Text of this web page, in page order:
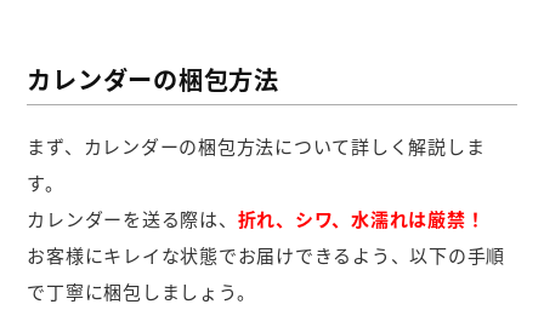
カレンダーの梱包方法
まず、カレンダーの梱包方法について詳しく解説しま
す。
カレンダーを送る際は、 折れ、シワ、水濡れは厳禁！
お客様にキレイな状態でお届けできるよう、以下の手順
で丁寧に梱包しましょう。